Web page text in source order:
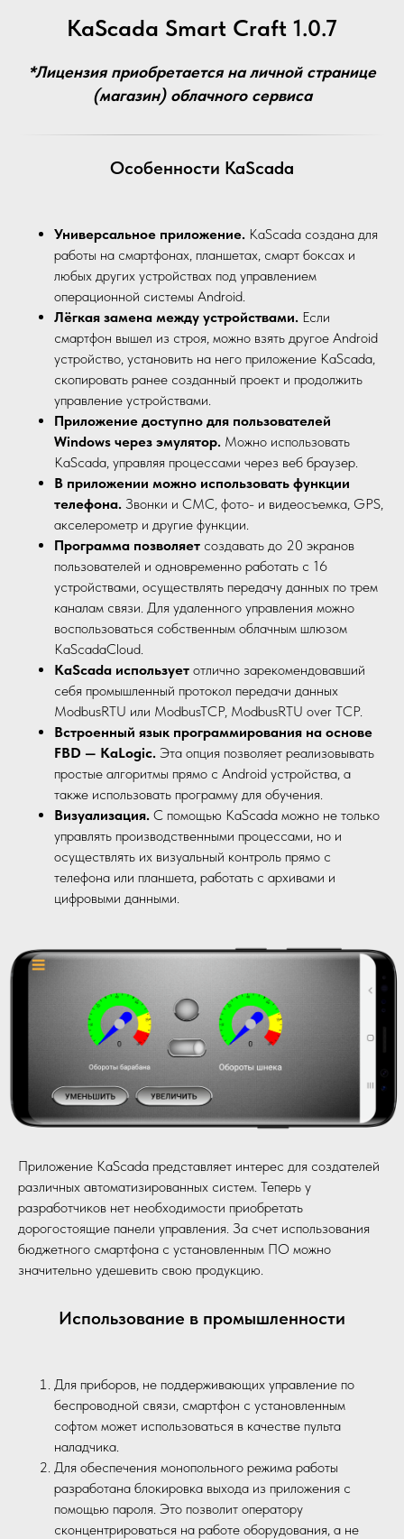
KaScada Smart Craft 1.0.7
*Лицензия приобретается на личной странице
(магазин) облачного сервиса
Особенности KaScada
Универсальное приложение. KaScada созданa для
работы на смартфонах, планшетах, смарт боксах и
любых других устройствах под управлением
операционной системы Android.
Лёгкая замена между устройствами. Если
смартфон вышел из строя, можно взять другое Android
устройство, установить на него приложение KaScada,
скопировать ранее созданный проект и продолжить
управление устройствами.
Приложение доступно для пользователей
Windows через эмулятор. Можно использовать
KaScada, управляя процессами через веб браузер.
В приложении можно использовать функции
телефона. Звонки и СМС, фото- и видеосъемка, GPS,
акселерометр и другие функции.
Программа позволяет создавать до 20 экранов
пользователей и одновременно работать с 16
устройствами, осуществлять передачу данных по трем
каналам связи. Для удаленного управления можно
воспользоваться собственным облачным шлюзом
KaScadaCloud.
KaScada использует отлично зарекомендовавший
себя промышленный протокол передачи данных
ModbusRTU или ModbusTCP, ModbusRTU over TCP.
Встроенный язык программирования на основе
FBD — KaLogic. Эта опция позволяет реализовывать
простые алгоритмы прямо с Android устройства, а
также использовать программу для обучения.
Визуализация. С помощью KaScada можно не только
управлять производственными процессами, но и
осуществлять их визуальный контроль прямо с
телефона или планшета, работать с архивами и
цифровыми данными.
Приложение KaScada представляет интерес для создателей
различных автоматизированных систем. Теперь у
разработчиков нет необходимости приобретать
дорогостоящие панели управления. За счет использования
бюджетного смартфона с установленным ПО можно
значительно удешевить свою продукцию.
Использование в промышленности
Для приборов, не поддерживающих управление по
беспроводной связи, смартфон с установленным
софтом может использоваться в качестве пульта
наладчика.
Для обеспечения монопольного режима работы
разработана блокировка выхода из приложения с
помощью пароля. Это позволит оператору
сконцентрироваться на работе оборудования, а не